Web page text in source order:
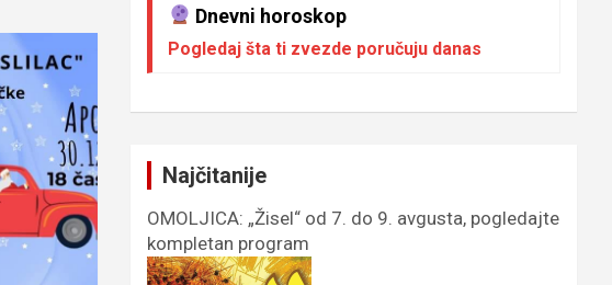
Dnevni horoskop
Pogledaj šta ti zvezde poručuju danas
Najčitanije
OMOLJICA: „Žisel“ od 7. do 9. avgusta, pogledajte
kompletan program